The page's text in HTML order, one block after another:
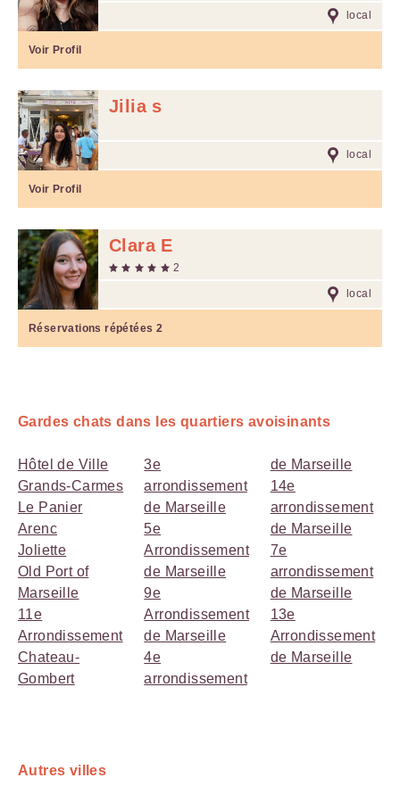
local
Voir Profil
Jilia s
local
Voir Profil
Clara E
2
local
Réservations répétées 2
Gardes chats dans les quartiers avoisinants
Hôtel de Ville
Grands-Carmes
Le Panier
Arenc
Joliette
Old Port of
Marseille
11e
Arrondissement
Chateau-
Gombert
3e
arrondissement
de Marseille
5e
Arrondissement
de Marseille
9e
Arrondissement
de Marseille
4e
arrondissement
de Marseille
14e
arrondissement
de Marseille
7e
arrondissement
de Marseille
13e
Arrondissement
de Marseille
Autres villes